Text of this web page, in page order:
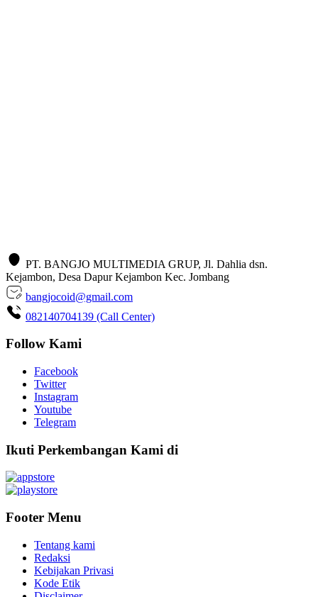
PT. BANGJO MULTIMEDIA GRUP, Jl. Dahlia dsn.
Kejambon, Desa Dapur Kejambon Kec. Jombang
bangjocoid@gmail.com
082140704139 (Call Center)
Follow Kami
Facebook
Twitter
Instagram
Youtube
Telegram
Ikuti Perkembangan Kami di
Footer Menu
Tentang kami
Redaksi
Kebijakan Privasi
Kode Etik